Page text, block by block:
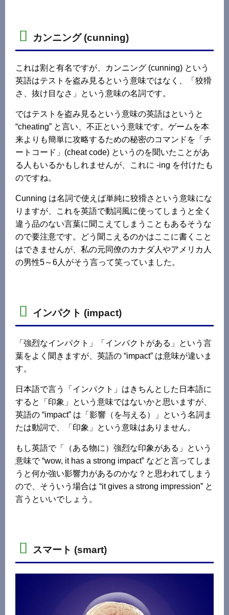
カンニング (cunning)
これは割と有名ですが、カンニング (cunning) という
英語はテストを盗み見るという意味ではなく、「狡猾
さ、抜け目なさ」という意味の名詞です。
ではテストを盗み見るという意味の英語はというと
“cheating” と言い、不正という意味です。ゲームを本
来よりも簡単に攻略するための秘密のコマンドを「チ
ートコード」(cheat code) というのを聞いたことがあ
る人もいるかもしれませんが、これに -ing を付けたも
のですね。
Cunning は名詞で使えば単純に狡猾さという意味にな
りますが、これを英語で動詞風に使ってしまうと全く
違う品のない言葉に聞こえてしまうこともあるそうな
ので要注意です。どう聞こえるのかはここに書くこと
はできませんが、私の元同僚のカナダ人やアメリカ人
の男性5～6人がそう言って笑っていました。
インパクト (impact)
「強烈なインパクト」「インパクトがある」という言
葉をよく聞きますが、英語の “impact” は意味が違いま
す。
日本語で言う「インパクト」はきちんとした日本語に
すると「印象」という意味ではないかと思いますが、
英語の “impact” は「影響（を与える）」という名詞ま
たは動詞で、「印象」という意味はありません。
もし英語で「（ある物に）強烈な印象がある」という
意味で “wow, it has a strong impact” などと言ってしま
うと何か強い影響力があるのかな？と思われてしまう
ので、そういう場合は “it gives a strong impression” と
言うといいでしょう。
スマート (smart)